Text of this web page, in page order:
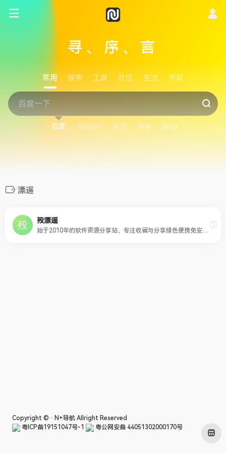
寻、序、言
常用 搜索 工具 社区 生活 求职
百度 Google 站内 淘宝 Bing
漂遥
殁漂遥
Copyright © · N+导航 Allright Reserved
粤ICP备19151047号-1
粤公网安备 44051302000170号